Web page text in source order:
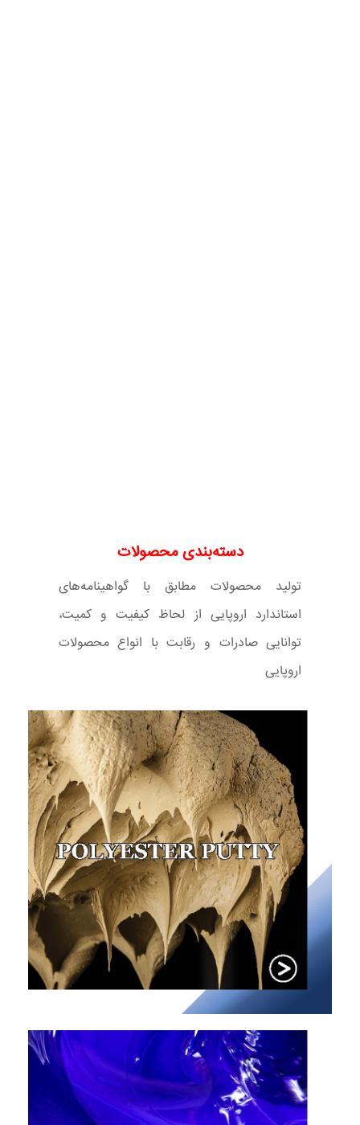
دسته‌بندی محصولات
تولید محصولات مطابق با گواهینامه‌های
استاندارد اروپایی از لحاظ کیفیت و کمیت،
توانایی صادرات و رقابت با انواع محصولات
اروپایی